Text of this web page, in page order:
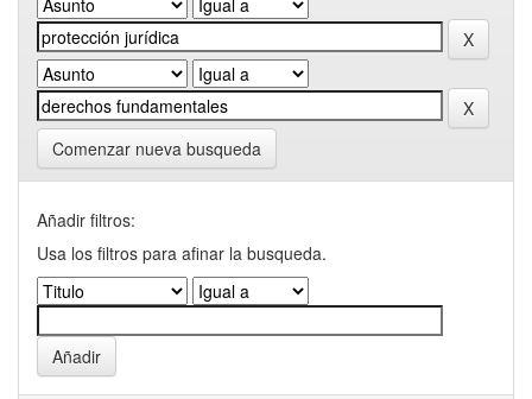
Comenzar nueva busqueda
Añadir filtros:
Usa los filtros para afinar la busqueda.